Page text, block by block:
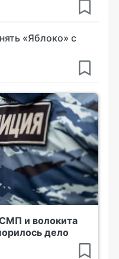
«Яблоко» с
и волокита
дело